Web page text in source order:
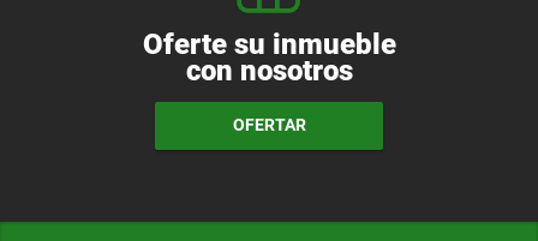
Oferte su inmueble
con nosotros
OFERTAR